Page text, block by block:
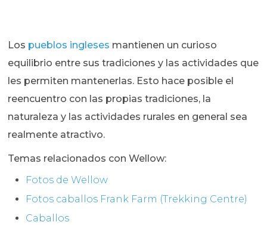
Los pueblos ingleses mantienen un curioso
equilibrio entre sus tradiciones y las actividades que
les permiten mantenerlas. Esto hace posible el
reencuentro con las propias tradiciones, la
naturaleza y las actividades rurales en general sea
realmente atractivo.
Temas relacionados con Wellow:
Fotos de Wellow
Fotos caballos Frank Farm (Trekking Centre)
Caballos